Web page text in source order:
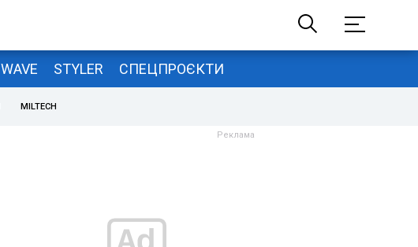
WAVE STYLER СПЕЦПРОЄКТИ
MILTECH